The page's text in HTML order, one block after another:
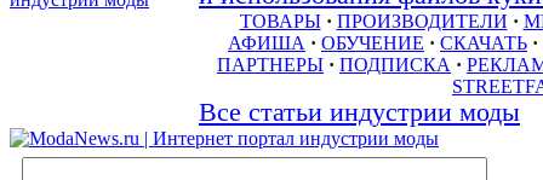
ТОВАРЫ · ПРОИЗВОДИТЕЛИ ·
АФИША · ОБУЧЕНИЕ · СКАЧАТЬ ·
ПАРТНЕРЫ · ПОДПИСКА ·
Все статьи индустрии моды